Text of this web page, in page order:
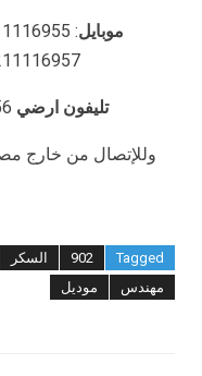
موبايل
– 01211116958
تليفون ارضي
Tagged
902 السكر
مهندس
موديل